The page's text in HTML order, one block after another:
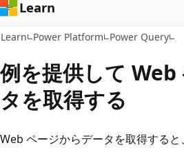
ッ
プ
Learn
Learn Power Platform Power Query
例を提供して Web
タを取得する
Web ページからデータを取得する